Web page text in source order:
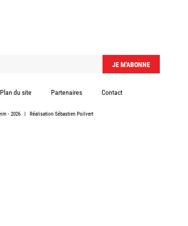
Plan du site Partenaires Contact
- 2026 Réalisation Sébastien Poilvert